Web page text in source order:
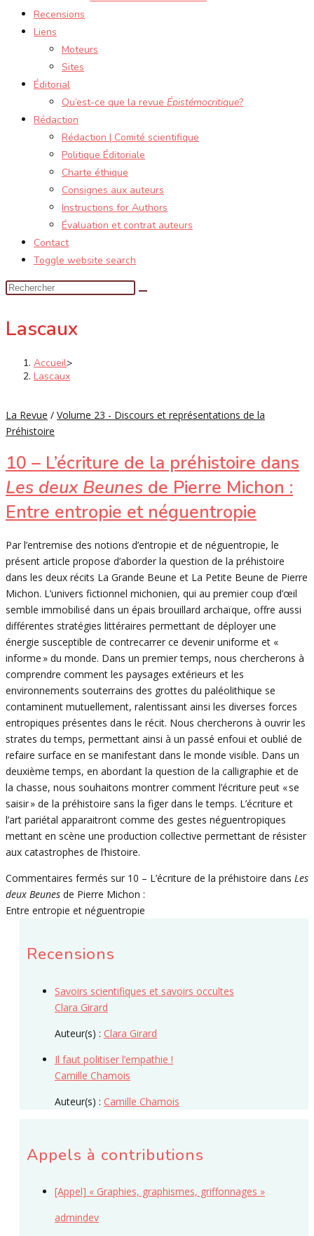
Recensions
Liens
Moteurs
Sites
Éditorial
Qu’est-ce que la revue Épistémocritique?
Rédaction
Rédaction | Comité scientifique
Politique Éditoriale
Charte éthique
Consignes aux auteurs
Instructions for Authors
Évaluation et contrat auteurs
Contact
Toggle website search
Lascaux
Accueil>
Lascaux
La Revue / Volume 23 - Discours et représentations de la
Préhistoire
10 – L’écriture de la préhistoire dans
Les deux Beunes de Pierre Michon :
Entre entropie et néguentropie
Par l’entremise des notions d’entropie et de néguentropie, le
présent article propose d’aborder la question de la préhistoire
dans les deux récits La Grande Beune et La Petite Beune de Pierre
Michon. L’univers fictionnel michonien, qui au premier coup d’œil
semble immobilisé dans un épais brouillard archaïque, offre aussi
différentes stratégies littéraires permettant de déployer une
énergie susceptible de contrecarrer ce devenir uniforme et «
informe » du monde. Dans un premier temps, nous chercherons à
comprendre comment les paysages extérieurs et les
environnements souterrains des grottes du paléolithique se
contaminent mutuellement, ralentissant ainsi les diverses forces
entropiques présentes dans le récit. Nous chercherons à ouvrir les
strates du temps, permettant ainsi à un passé enfoui et oublié de
refaire surface en se manifestant dans le monde visible. Dans un
deuxième temps, en abordant la question de la calligraphie et de
la chasse, nous souhaitons montrer comment l’écriture peut « se
saisir » de la préhistoire sans la figer dans le temps. L’écriture et
l’art pariétal apparaitront comme des gestes néguentropiques
mettant en scène une production collective permettant de résister
aux catastrophes de l’histoire.
Commentaires fermés sur 10 – L’écriture de la préhistoire dans Les
deux Beunes de Pierre Michon :
Entre entropie et néguentropie
Recensions
Savoirs scientifiques et savoirs occultes
Clara Girard
Auteur(s) : Clara Girard
Il faut politiser l’empathie !
Camille Chamois
Auteur(s) : Camille Chamois
Appels à contributions
[Appel] « Graphies, graphismes, griffonnages »
admindev